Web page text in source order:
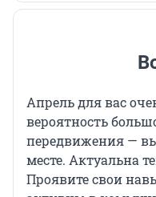
Апрель для вас
вероятность
передвижения — вы
месте. Актуальна
Проявите свои